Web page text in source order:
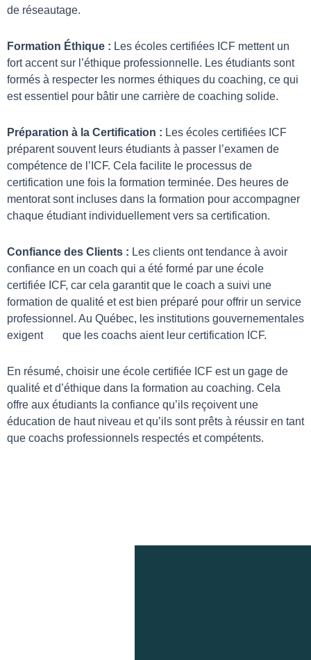
de réseautage.
Formation Éthique : Les écoles certifiées ICF mettent un
fort accent sur l’éthique professionnelle. Les étudiants sont
formés à respecter les normes éthiques du coaching, ce qui
est essentiel pour bâtir une carrière de coaching solide.
Préparation à la Certification : Les écoles certifiées ICF
préparent souvent leurs étudiants à passer l’examen de
compétence de l’ICF. Cela facilite le processus de
certification une fois la formation terminée. Des heures de
mentorat sont incluses dans la formation pour accompagner
chaque étudiant individuellement vers sa certification.
Confiance des Clients : Les clients ont tendance à avoir
confiance en un coach qui a été formé par une école
certifiée ICF, car cela garantit que le coach a suivi une
formation de qualité et est bien préparé pour offrir un service
professionnel. Au Québec, les institutions gouvernementales
exigent que les coachs aient leur certification ICF.
En résumé, choisir une école certifiée ICF est un gage de
qualité et d’éthique dans la formation au coaching. Cela
offre aux étudiants la confiance qu’ils reçoivent une
éducation de haut niveau et qu’ils sont prêts à réussir en tant
que coachs professionnels respectés et compétents.